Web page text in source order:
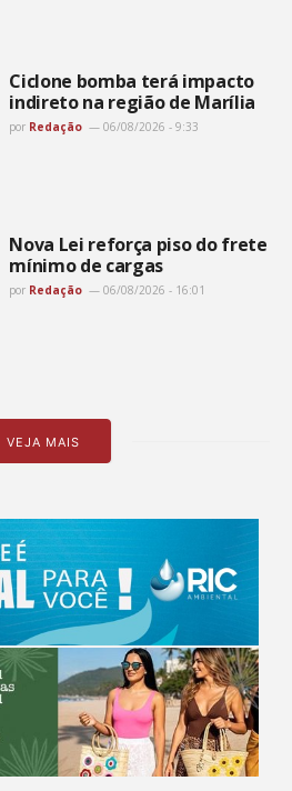
Ciclone bomba terá impacto
indireto na região de Marília
por Redação 06/08/2026 - 9:33
Nova Lei reforça piso do frete
mínimo de cargas
por Redação 06/08/2026 - 16:01
VEJA MAIS